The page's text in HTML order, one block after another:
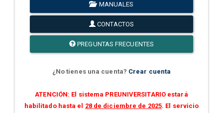
MANUALES
CONTACTOS
PREGUNTAS FRECUENTES
¿No tienes una cuenta? Crear cuenta
ATENCIÓN: El sistema PREUNIVERSITARIO estará
habilitado hasta el 28 de diciembre de 2025. El servicio